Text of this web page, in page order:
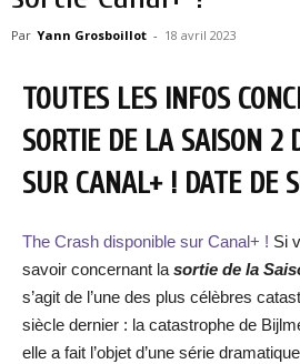
Par Yann Grosboillot - 18 avril 2023
TOUTES LES INFOS
SORTIE DE LA SAISON 2
SUR CANAL+ ! DATE DE
The Crash disponible sur Canal+ ! Si
savoir concernant la sortie de la
s’agit de l’une des plus célèbres
siècle dernier : la catastrophe de
elle a fait l’objet d’une série